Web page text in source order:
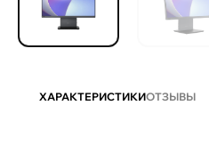
ХАРАКТЕРИСТИКИОТЗЫВЫ